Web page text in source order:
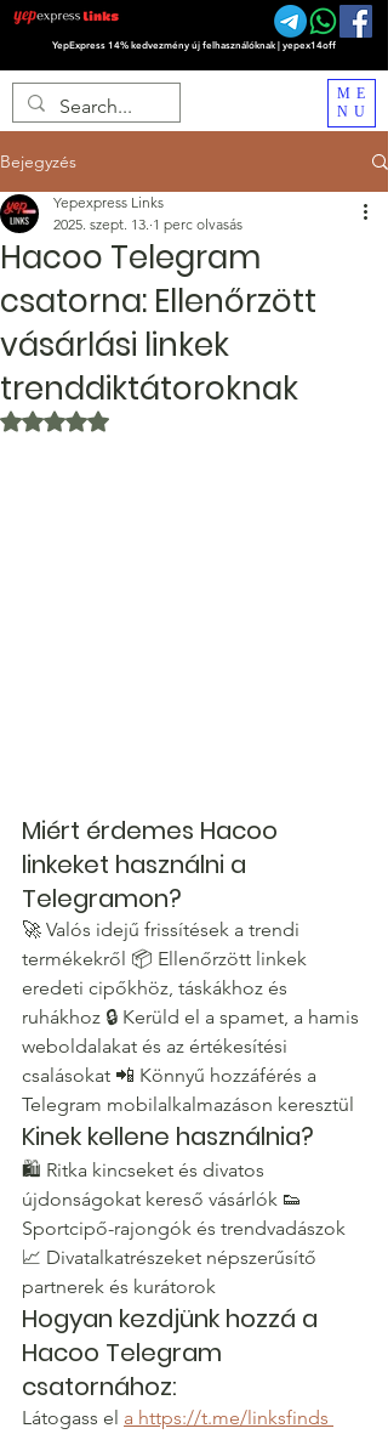
YepExpress 14% kedvezmény új felhasználóknak | yepex14off
ME
NU
Bejegyzés
Hacoo Telegram
csatorna: Ellenőrzött
vásárlási linkek
trenddiktátoroknak
Yepexpress Links
2025. szept. 13. 1 perc olvasás
NaN csillagot kapott az 5-ből.
Miért érdemes Hacoo
linkeket használni a
Telegramon?
🚀 Valós idejű frissítések a trendi
termékekről 📦 Ellenőrzött linkek
eredeti cipőkhöz, táskákhoz és
ruhákhoz 🔒 Kerüld el a spamet, a hamis
weboldalakat és az értékesítési
csalásokat 📲 Könnyű hozzáférés a
Telegram mobilalkalmazáson keresztül
Kinek kellene használnia?
🛍 Ritka kincseket és divatos
újdonságokat kereső vásárlók 👟
Sportcipő-rajongók és trendvadászok
📈 Divatalkatrészeket népszerűsítő
partnerek és kurátorok
Hogyan kezdjünk hozzá a
Hacoo Telegram
csatornához:
Látogass el a https://t.me/linksfinds